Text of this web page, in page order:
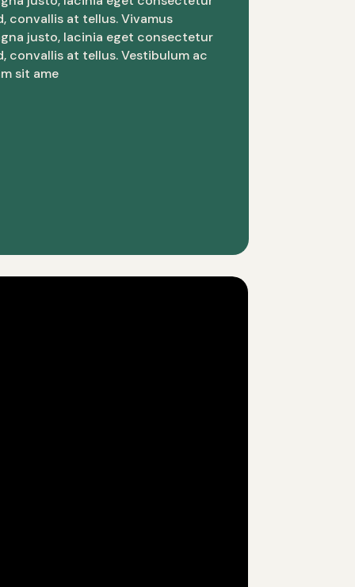
convallis at tellus. Vivamus
justo, lacinia eget consectetur
convallis at tellus. Vestibulum ac
sit ame